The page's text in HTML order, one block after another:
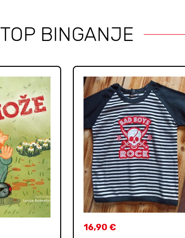
TOP BINGANJE
16,90€